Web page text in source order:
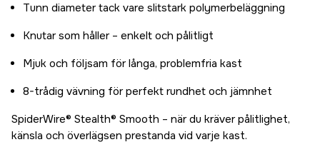
Tunn diameter tack vare slitstark polymerbeläggning
Knutar som håller – enkelt och pålitligt
Mjuk och följsam för långa, problemfria kast
8-trådig vävning för perfekt rundhet och jämnhet
SpiderWire® Stealth® Smooth – när du kräver pålitlighet,
känsla och överlägsen prestanda vid varje kast.